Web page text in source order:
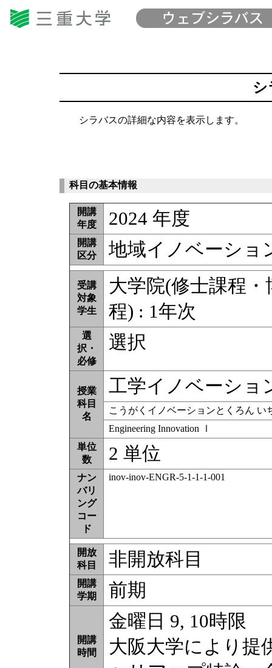
シ
シラバスの詳細な内容を表示します。
科目の基本情報
開講
年度
2024 年度
開講
区分
地域イノベーショ
受講
対象
学生
大学院(修士課程
程) : 1年次
選
択・
必修
選択
授業
科目
名
工学イノベーシ
こうがくイノベーションとくろん い
Engineering Innovation Ⅰ
単位
数
2 単位
ナン
バリ
ング
コー
ド
inov-inov-ENGR-5-1-1-1-001
開放
科目
非開放科目
開講
学期
前期
開講
時間
金曜日 9, 10時限
大阪大学により提